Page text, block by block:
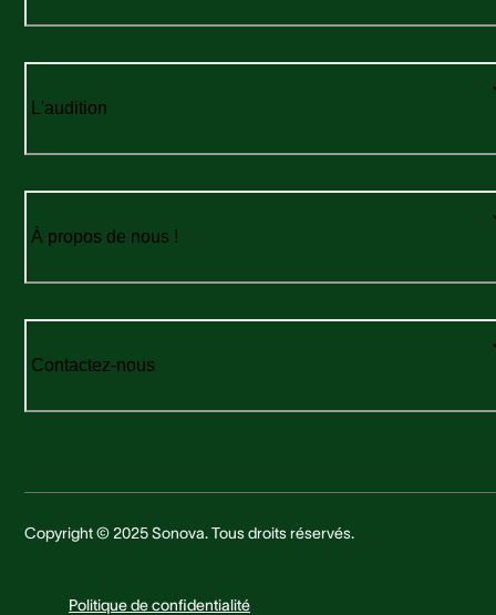
L'audition
À propos de nous !
Contactez-nous
Copyright © 2025 Sonova. Tous droits réservés.
Politique de confidentialité